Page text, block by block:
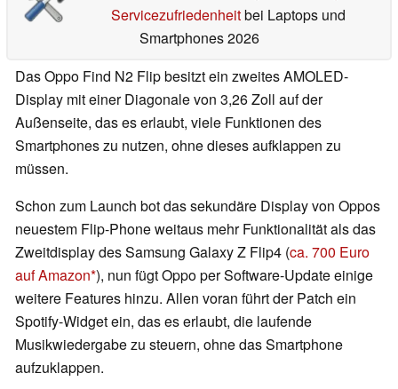
Servicezufriedenheitbei Laptops und
Smartphones 2026
Das Oppo Find N2 Flip besitzt ein zweites AMOLED-
Display mit einer Diagonale von 3,26 Zoll auf der
Außenseite, das es erlaubt, viele Funktionen des
Smartphones zu nutzen, ohne dieses aufklappen zu
müssen.
Schon zum Launch bot das sekundäre Display von Oppos
neuestem Flip-Phone weitaus mehr Funktionalität als das
Zweitdisplay des Samsung Galaxy Z Flip4 (ca. 700 Euro
auf Amazon ), nun fügt Oppo per Software-Update einige
weitere Features hinzu. Allen voran führt der Patch ein
Spotify-Widget ein, das es erlaubt, die laufende
Musikwiedergabe zu steuern, ohne das Smartphone
aufzuklappen.